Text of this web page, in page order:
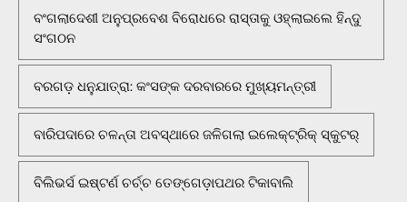
ବଂଗଲାଦେଶୀ ଅନୁପ୍ରବେଶ ବିରୋଧରେ ରାସ୍ତାକୁ ଓହ୍ଲାଇଲେ ହିନ୍ଦୁ
ସଂଗଠନ
ବରଗଡ଼ ଧନୁଯାତ୍ରା: କଂସଙ୍କ ଦରବାରରେ ମୁଖ୍ୟମନ୍ତ୍ରୀ
ବାରିପଦାରେ ଚଳନ୍ତା ଅବସ୍ଥାରେ ଜଳିଗଲା ଇଲେକ୍ଟ୍ରିକ୍ ସ୍କୁଟର୍
ବିଲିଭର୍ସ ଇଷ୍ଟର୍ଣ ଚର୍ଚ୍ଚ ତେଙ୍ଗେଡ଼ାପଥର ଟିକାବାଲି